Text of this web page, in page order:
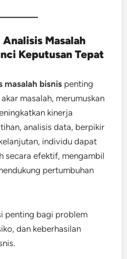
Masalah
Keputusan Tepat
masalah bisnis penting
masalah, merumuskan
kinerja
analisis data, berpikir
individu dapat
secara efektif, mengambil
pertumbuhan
penting bagi problem
dan keberhasilan